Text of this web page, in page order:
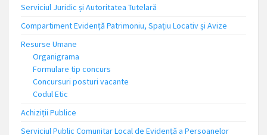
Serviciul Juridic și Autoritatea Tutelară
Compartiment Evidență Patrimoniu, Spațiu Locativ și Avize
Resurse Umane
Organigrama
Formulare tip concurs
Concursuri posturi vacante
Codul Etic
Achiziții Publice
Serviciul Public Comunitar Local de Evidență a Persoanelor